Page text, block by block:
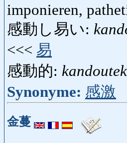
imponieren,
感動し易い:
<<< 易
感動的:
Synonyme: 感激
金蔓